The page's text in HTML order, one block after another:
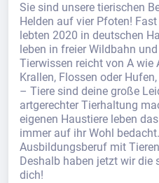
Sie sind unsere tierischen
Helden auf vier Pfoten!
lebten 2020 in deutschen
leben in freier Wildbahn
Tierwissen reicht von A
Krallen, Flossen oder
– Tiere sind deine große
artgerechter Tierhaltung
eigenen Haustiere leben
immer auf ihr Wohl
Ausbildungsberuf mit
Deshalb haben jetzt wir die
dich!